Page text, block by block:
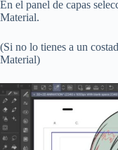
En el panel de capas
Material.
(Si no lo tienes a un
Material)